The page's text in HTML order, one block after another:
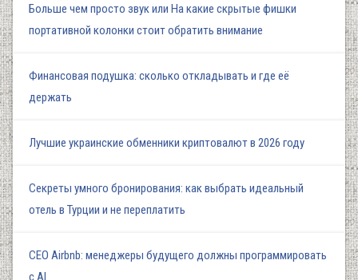
Больше чем просто звук или На какие скрытые фишки
портативной колонки стоит обратить внимание
Финансовая подушка: сколько откладывать и где её
держать
Лучшие украинские обменники криптовалют в 2026 году
Секреты умного бронирования: как выбрать идеальный
отель в Турции и не переплатить
СЕО Airbnb: менеджеры будущего должны программировать
с AI